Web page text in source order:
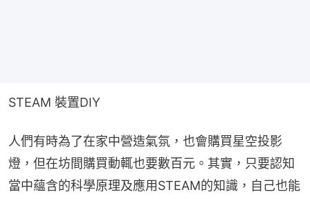
STEAM 裝置DIY
人們有時為了在家中營造氣氛，也會購買星空投影
燈，但在坊間購買動輒也要數百元。其實，只要認知
當中蘊含的科學原理及應用STEAM的知識，自己也能